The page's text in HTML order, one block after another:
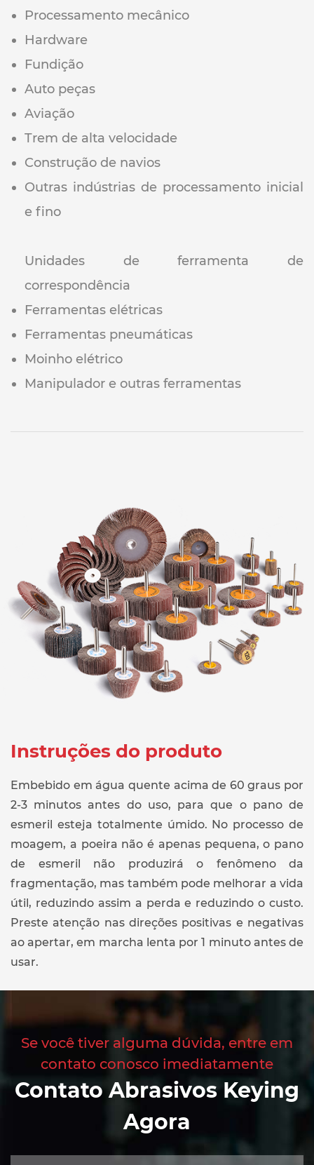
Processamento mecânico
Hardware
Fundição
Auto peças
Aviação
Trem de alta velocidade
Construção de navios
Outras indústrias de processamento inicial
e fino
Unidades de ferramenta de
correspondência
Ferramentas elétricas
Ferramentas pneumáticas
Moinho elétrico
Manipulador e outras ferramentas
Instruções do produto
Embebido em água quente acima de 60 graus por
2-3 minutos antes do uso, para que o pano de
esmeril esteja totalmente úmido. No processo de
moagem, a poeira não é apenas pequena, o pano
de esmeril não produzirá o fenômeno da
fragmentação, mas também pode melhorar a vida
útil, reduzindo assim a perda e reduzindo o custo.
Preste atenção nas direções positivas e negativas
ao apertar, em marcha lenta por 1 minuto antes de
usar.
Se você tiver alguma dúvida, entre em
contato conosco imediatamente
Contato Abrasivos Keying
Agora